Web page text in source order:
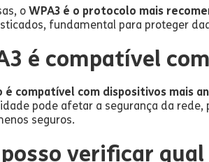
oWPA3 é o protocolo mais
fundamental para proteger
é compatível
é compatível com dispositivos mais
pode afetar a segurança da
seguros.
verificar